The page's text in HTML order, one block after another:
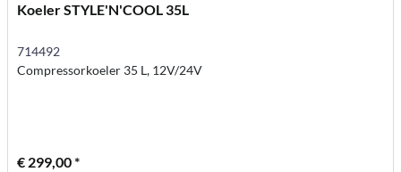
Koeler STYLE'N'COOL 35L
714492
Compressorkoeler 35 L, 12V/24V
€ 299,00 *